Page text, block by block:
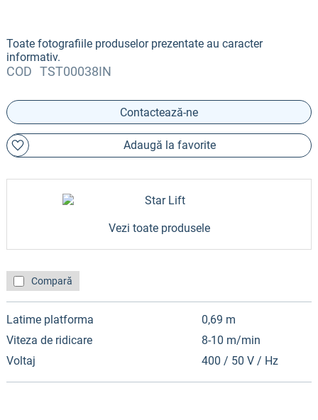
Toate fotografiile produselor prezentate au caracter
informativ.
Compară
Latime platforma
0,69 m
Viteza de ridicare
8-10 m/min
Voltaj
400 / 50 V / Hz
COD TST00038IN
Contactează-ne
Adaugă la favorite
Vezi toate produsele